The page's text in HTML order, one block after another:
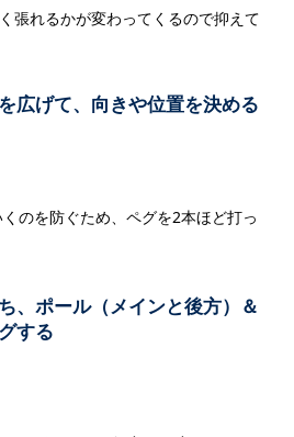
張れるかが変わってくるので抑えて
広げて、向きや位置を決める
のを防ぐため、ペグを2本ほど打っ
、ポール（メインと後方）＆
する